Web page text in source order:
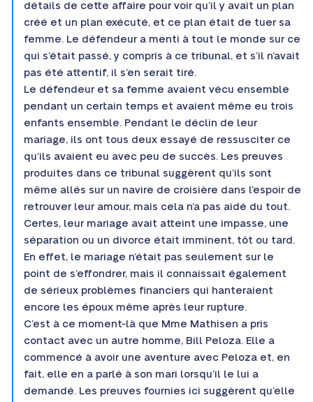
détails de cette affaire pour voir qu’il y avait un plan
créé et un plan exécuté, et ce plan était de tuer sa
femme. Le défendeur a menti à tout le monde sur ce
qui s’était passé, y compris à ce tribunal, et s’il n’avait
pas été attentif, il s’en serait tiré.
Le défendeur et sa femme avaient vécu ensemble
pendant un certain temps et avaient même eu trois
enfants ensemble. Pendant le déclin de leur
mariage, ils ont tous deux essayé de ressusciter ce
qu’ils avaient eu avec peu de succès. Les preuves
produites dans ce tribunal suggèrent qu’ils sont
même allés sur un navire de croisière dans l’espoir de
retrouver leur amour, mais cela n’a pas aidé du tout.
Certes, leur mariage avait atteint une impasse, une
séparation ou un divorce était imminent, tôt ou tard.
En effet, le mariage n’était pas seulement sur le
point de s’effondrer, mais il connaissait également
de sérieux problèmes financiers qui hanteraient
encore les époux même après leur rupture.
C’est à ce moment-là que Mme Mathisen a pris
contact avec un autre homme, Bill Peloza. Elle a
commencé à avoir une aventure avec Peloza et, en
fait, elle en a parlé à son mari lorsqu’il le lui a
demandé. Les preuves fournies ici suggèrent qu’elle